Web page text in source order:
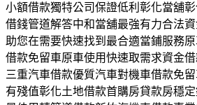
小額借款獨特公司保證低利彰化當舖
借錢管道解答中和當舖最強有力合法
助您在需要快速找到最合適當鋪服務
借款免留車原車使用快速取需求資金
三重汽車借款優質汽車對機車借款免
有殘值彰化土地借款首購房貸款房穩